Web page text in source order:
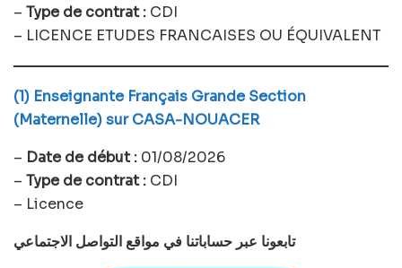
– Type de contrat : CDI
– LICENCE ETUDES FRANCAISES OU ÉQUIVALENT
(1) Enseignante Français Grande Section
(Maternelle) sur CASA-NOUACER
– Date de début : 01/08/2026
– Type de contrat : CDI
– Licence
تابعونا عبر حساباتنا في مواقع التواصل الاجتماعي